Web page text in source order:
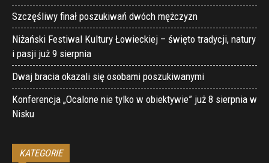
Szczęśliwy finał poszukiwań dwóch mężczyzn
Niżański Festiwal Kultury Łowieckiej – święto tradycji, natury
i pasji już 9 sierpnia
Dwaj bracia okazali się osobami poszukiwanymi
Konferencja „Ocalone nie tylko w obiektywie” już 8 sierpnia w
Nisku
KATEGORIE